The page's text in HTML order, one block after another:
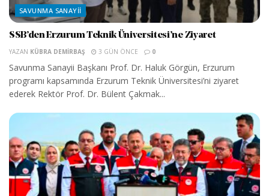
SAVUNMA SANAYII
SSB’den Erzurum Teknik Üniversitesi’ne Ziyaret
YAZAN KÜBRA DEMIRBAŞ 3 GÜN ÖNCE 0
Savunma Sanayii Başkanı Prof. Dr. Haluk Görgün, Erzurum
programı kapsamında Erzurum Teknik Üniversitesi’ni ziyaret
ederek Rektör Prof. Dr. Bülent Çakmak...